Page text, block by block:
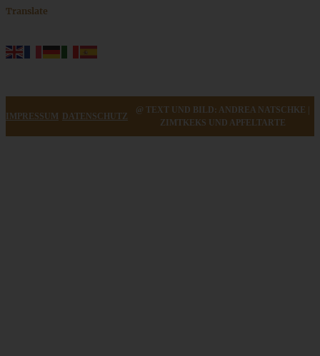
Translate
IMPRESSUM DATENSCHUTZ
@ TEXT UND BILD: ANDREA NATSCHKE |
ZIMTKEKS UND APFELTARTE